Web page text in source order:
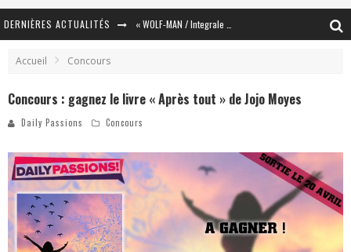
DERNIÈRES ACTUALITÉS
Star Fox
« MOFUSAND / Parler Japonais » – Des Expressions Pratiques !
« Dr Wertham / L’homme qui étudia les tueurs en série » - Un Métier à Risque !
Accueil Concours
Concours : gagnez le livre « Après tout » de Jojo Moyes
Daily Passions Concours